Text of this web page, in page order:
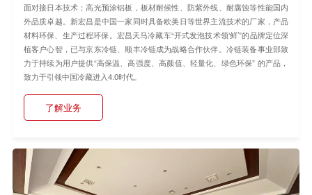
面对接日本技术；高光预涂铝板，板材耐候性、防紫外线、耐腐蚀等性能国内
外品质卓越。新宏昌是中国一家同时具备欧美日等世界主流技术的厂家，产品
材料环保、生产过程环保。宏昌天马冷藏车“开式发泡技术领‘鲜’”的品牌定位深
植客户心智，已与京东冷链、顺丰冷链成为战略合作伙伴。冷链装备事业部致
力于持续为用户提供“高保温、高强度、高颜值、轻量化、绿色环保” 的产品，
致力于引领中国冷藏进入4.0时代。
了解业务